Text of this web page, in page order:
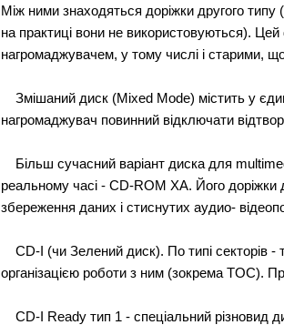
Між ними знаходяться доріжки другого
на практиці вони не використовуються).
нагромаджувачем, у тому числі і старими,
Змішаний диск (Mixed Mode) містить у
нагромаджувач повинний відключати
Більш сучасний варіант диска для
реальному часі - CD-ROM XA. Його
збереження даних і стиснутих аудио-
CD-I (чи Зелений диск). По типі секторів -
організацією роботи з ним (зокрема TOC).
CD-I Ready тип 1 - спеціальний різновид